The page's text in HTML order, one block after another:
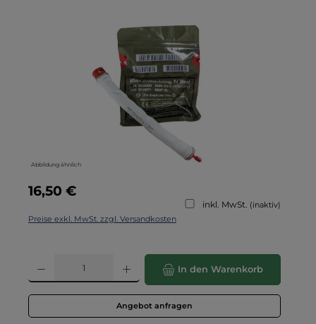
Abbildung ähnlich
Regulärer Preis:
16,50 €
inkl. MwSt. (inaktiv)
Preise exkl. MwSt. zzgl. Versandkosten
Produkt Anzahl: Gib den gewünschten Wert ein oder benutze die
In den Warenkorb
Angebot anfragen